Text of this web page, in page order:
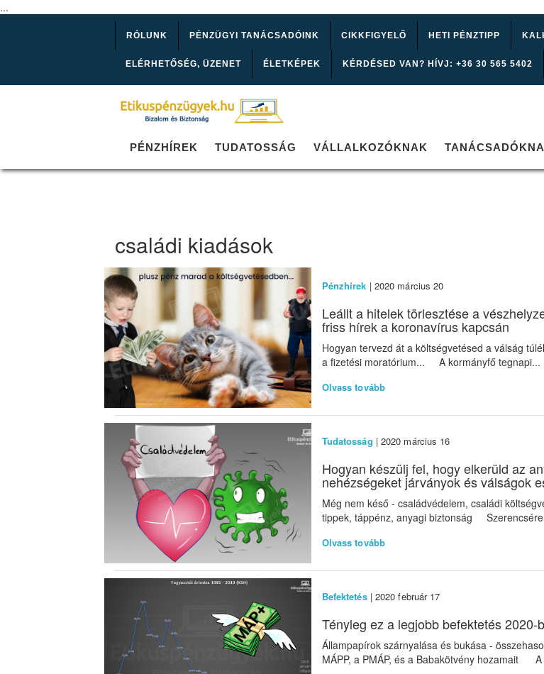
...
RÓLUNK PÉNZÜGYI TANÁCSADÓINK CIKKFIGYELŐ HETI PÉNZTIPP
ELÉRHETŐSÉG, ÜZENET ÉLETKÉPEK KÉRDÉSED VAN? HÍVJ: +36 30 565 5402
PÉNZHÍREK TUDATOSSÁG VÁLLALKOZÓKNAK
családi kiadások
Pénzhírek | 2020 március 20
Leállt a hitelek törlesztése a
friss hírek a koronavírus kapcsán
Hogyan tervezd át a költségvetésed a válság
a fizetési moratórium... A kormányfő tegnapi...
Olvass tovább
Tudatosság | 2020 március 16
Hogyan készülj fel, hogy elkerüld az
nehézségeket járványok és válságok
Még nem késő - családvédelem, családi
tippek, táppénz, anyagi biztonság
Olvass tovább
Befektetés| 2020 február 17
Tényleg ez a legjobb befektetés 2020-
Állampapírok szárnyalása és bukása -
MÁPP, a PMÁP, és a Babakötvény hozamait A